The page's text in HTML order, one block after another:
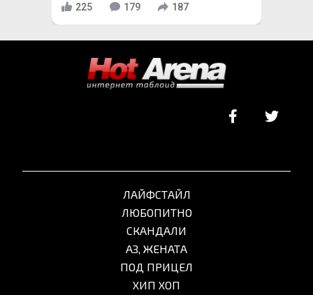
225 179 187
ЛАЙФСТАЙЛ
ЛЮБОПИТНО
СКАНДАЛИ
АЗ, ЖЕНАТА
ПОД ПРИЦЕЛ
ХИП ХОП